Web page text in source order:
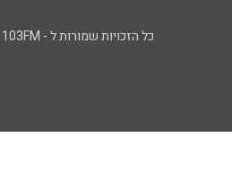
כל הזכויות שמורות ל - 103FM